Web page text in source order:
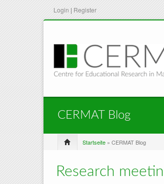
Login | Register
CERMAT Blog
Startseite » CERMAT Blog
Research